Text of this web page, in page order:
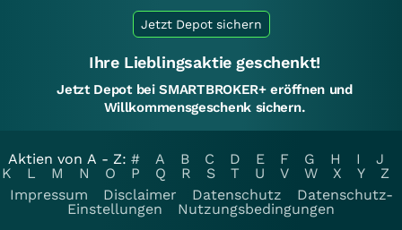
Jetzt Depot sichern
Ihre Lieblingsaktie geschenkt!
Jetzt Depot bei SMARTBROKER+ eröffnen und
Willkommensgeschenk sichern.
Aktien von A - Z: # A B C D E F G H I
J
K
L M N O P Q R S T U V W X Y
Z
Impressum
Disclaimer Datenschutz
Datenschutz-
Einstellungen
Nutzungsbedingungen